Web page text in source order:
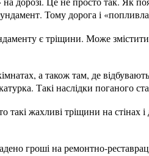
Тому дорога і
є тріщини. Може
а також там, де
Такі наслідки поганого
жахливі тріщини на стінах і
гроші на ремонтно-